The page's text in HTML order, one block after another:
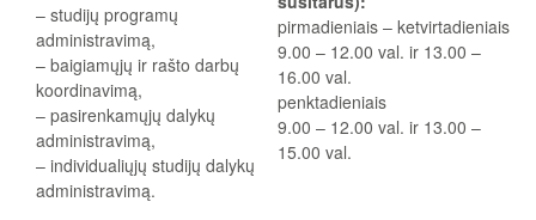
– studijų programų
administravimą,
– baigiamųjų ir rašto darbų
koordinavimą,
– pasirenkamųjų dalykų
administravimą,
– individualiųjų studijų dalykų
administravimą.
pirmadieniais – ketvirtadieniais
9.00 – 12.00 val. ir 13.00 –
16.00 val.
penktadieniais
9.00 – 12.00 val. ir 13.00 –
15.00 val.